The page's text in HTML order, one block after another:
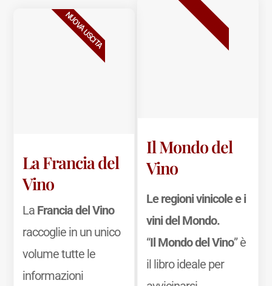
La Francia del
Vino
La Francia del Vino
raccoglie in un unico
volume tutte le
informazioni
NUOVA USCITA
Il Mondo del
Vino
Le regioni vinicole e i
vini del Mondo.
“Il Mondo del Vino” è
il libro ideale per
BESTSELLER